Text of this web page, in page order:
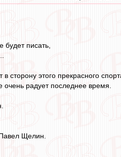
будет писать,
сторону этого прекрасного
очень радует последнее время.
Щелин.